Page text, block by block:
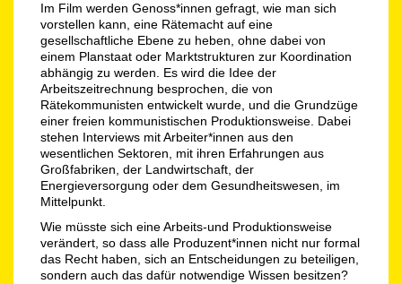
Im Film werden Genoss*innen gefragt, wie man sich
vorstellen kann, eine Rätemacht auf eine
gesellschaftliche Ebene zu heben, ohne dabei von
einem Planstaat oder Marktstrukturen zur Koordination
abhängig zu werden. Es wird die Idee der
Arbeitszeitrechnung besprochen, die von
Rätekommunisten entwickelt wurde, und die Grundzüge
einer freien kommunistischen Produktionsweise. Dabei
stehen Interviews mit Arbeiter*innen aus den
wesentlichen Sektoren, mit ihren Erfahrungen aus
Großfabriken, der Landwirtschaft, der
Energieversorgung oder dem Gesundheitswesen, im
Mittelpunkt.
Wie müsste sich eine Arbeits-und Produktionsweise
verändert, so dass alle Produzent*innen nicht nur formal
das Recht haben, sich an Entscheidungen zu beteiligen,
sondern auch das dafür notwendige Wissen besitzen?